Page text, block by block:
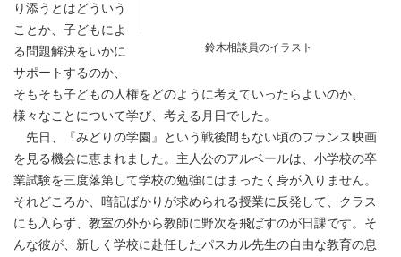
鈴木相談員のイラスト
り添うとはどういう
ことか、子どもによ
る問題解決をいかに
サポートするのか、
そもそも子どもの人権をどのように考えていったらよいのか、
様々なことについて学び、考える月日でした。
先日、『みどりの学園』という戦後間もない頃のフランス映画
を見る機会に恵まれました。主人公のアルベールは、小学校の卒
業試験を三度落第して学校の勉強にはまったく身が入りません。
それどころか、暗記ばかりが求められる授業に反発して、クラス
にも入らず、教室の外から教師に野次を飛ばすのが日課です。そ
んな彼が、新しく学校に赴任したパスカル先生の自由な教育の息